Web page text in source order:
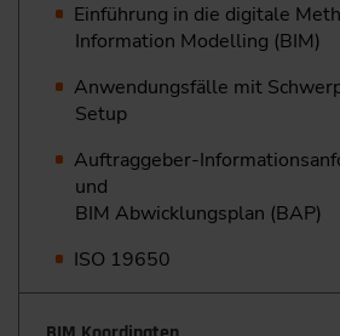
Einführung in die digitale
Information Modelling (BIM)
Anwendungsfälle mit
Setup
Auftraggeber-
und
BIM Abwicklungsplan (BAP)
ISO 19650